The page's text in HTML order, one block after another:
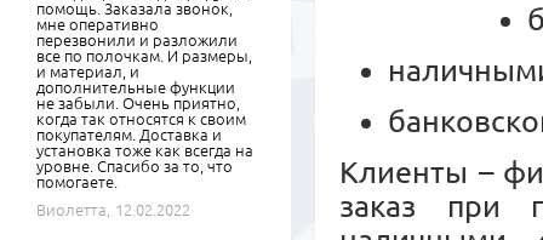
Клиенты –
заказ при
помощь. Заказала звонок,
мне оперативно
перезвонили и разложили
все по полочкам. И размеры,
и материал, и
дополнительные функции
не забыли. Очень приятно,
когда так относятся к своим
покупателям. Доставка и
установка тоже как всегда на
уровне. Спасибо за то, что
помогаете.
Виолетта,
12.02.2022